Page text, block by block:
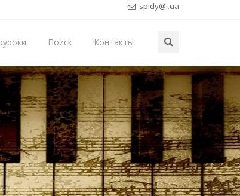
spidy@i.ua
Поиск Контакты